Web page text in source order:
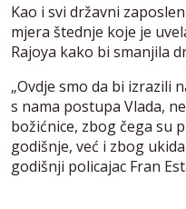
Kao i svi državni
mjera štednje koje je
Rajoya kako bi smanjila
„Ovdje smo da bi izrazili
s nama postupa Vlada,
božićnice, zbog čega su
godišnje, već i zbog
godišnji policajac Fran